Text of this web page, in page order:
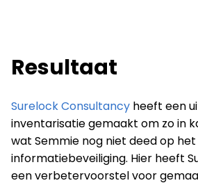
Resultaat
Surelock Consultancy heeft een
inventarisatie gemaakt om zo in
wat Semmie nog niet deed op
informatiebeveiliging. Hier heeft
een verbetervoorstel voor